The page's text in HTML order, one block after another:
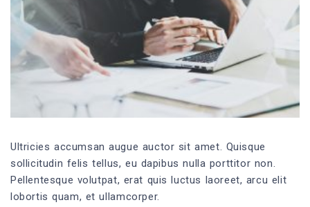
Ultricies accumsan augue auctor sit amet. Quisque
sollicitudin felis tellus, eu dapibus nulla porttitor non.
Pellentesque volutpat, erat quis luctus laoreet, arcu elit
lobortis quam, et ullamcorper.